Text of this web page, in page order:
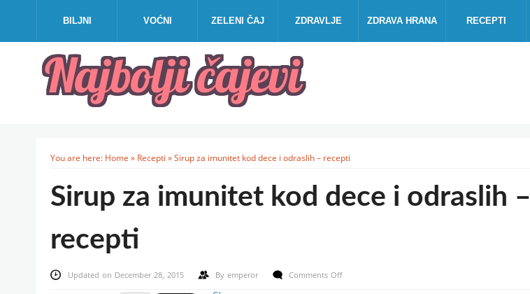
BILJNI VOĆNI ZELENI ČAJ ZDRAVLJE ZDRAVA HRANA RECEPTI
You are here: Home » Recepti »Sirup za imunitet kod dece i odraslih – recepti
Sirup za imunitet kod dece i odraslih –
recepti
Updated on December 28, 2015 By emperor Comments Offon